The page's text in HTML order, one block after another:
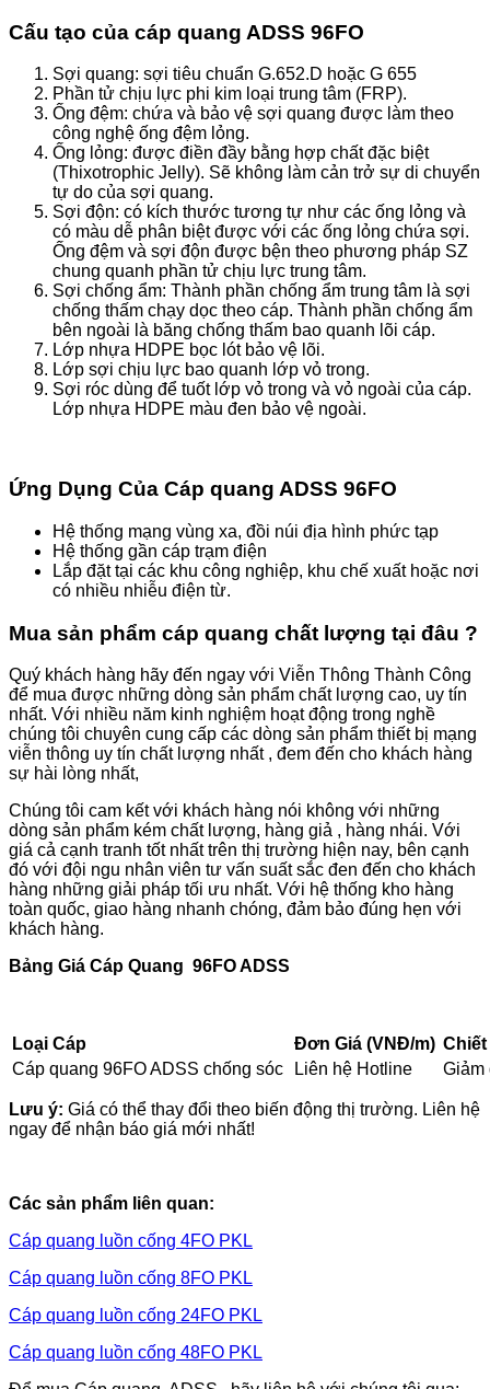
Cấu tạo của cáp quang ADSS 96FO
Sợi quang: sợi tiêu chuẩn G.652.D hoặc G 655
Phần tử chịu lực phi kim loại trung tâm (FRP).
Ống đệm: chứa và bảo vệ sợi quang được làm theo
công nghệ ống đệm lỏng.
Ống lỏng: được điền đầy bằng hợp chất đặc biệt
(Thixotrophic Jelly). Sẽ không làm cản trở sự di chuyển
tự do của sợi quang.
Sợi độn: có kích thước tương tự như các ống lỏng và
có màu dễ phân biệt được với các ống lỏng chứa sợi.
Ống đệm và sợi độn được bện theo phương pháp SZ
chung quanh phần tử chịu lực trung tâm.
Sợi chống ẩm: Thành phần chống ẩm trung tâm là sợi
chống thấm chạy dọc theo cáp. Thành phần chống ẩm
bên ngoài là băng chống thấm bao quanh lõi cáp.
Lớp nhựa HDPE bọc lót bảo vệ lõi.
Lớp sợi chịu lực bao quanh lớp vỏ trong.
Sợi róc dùng để tuốt lớp vỏ trong và vỏ ngoài của cáp.
Lớp nhựa HDPE màu đen bảo vệ ngoài.
Ứng Dụng Của Cáp quang ADSS 96FO
Hệ thống mạng vùng xa, đồi núi địa hình phức tạp
Hệ thống gần cáp trạm điện
Lắp đặt tại các khu công nghiệp, khu chế xuất hoặc nơi
có nhiều nhiễu điện từ.
Mua sản phẩm cáp quang chất lượng tại đâu ?
Quý khách hàng hãy đến ngay với Viễn Thông Thành Công
để mua được những dòng sản phẩm chất lượng cao, uy tín
nhất. Với nhiều năm kinh nghiệm hoạt động trong nghề
chúng tôi chuyên cung cấp các dòng sản phẩm thiết bị mạng
viễn thông uy tín chất lượng nhất , đem đến cho khách hàng
sự hài lòng nhất,
Chúng tôi cam kết với khách hàng nói không với những
dòng sản phẩm kém chất lượng, hàng giả , hàng nhái. Với
giá cả cạnh tranh tốt nhất trên thị trường hiện nay, bên cạnh
đó với đội ngu nhân viên tư vấn suất sắc đen đến cho khách
hàng những giải pháp tối ưu nhất. Với hệ thống kho hàng
toàn quốc, giao hàng nhanh chóng, đảm bảo đúng hẹn với
khách hàng.
Bảng Giá Cáp Quang 96FO ADSS
Loại Cáp Đơn Giá (VNĐ/m)
Cáp quang 96FO ADSS chống sóc
Liên hệ Hotline Giảm
Lưu ý: Giá có thể thay đổi theo biến động thị trường. Liên hệ
ngay để nhận báo giá mới nhất!
Các sản phẩm liên quan:
Cáp quang luồn cống 4FO PKL
Cáp quang luồn cống 8FO PKL
Cáp quang luồn cống 24FO PKL
Cáp quang luồn cống 48FO PKL